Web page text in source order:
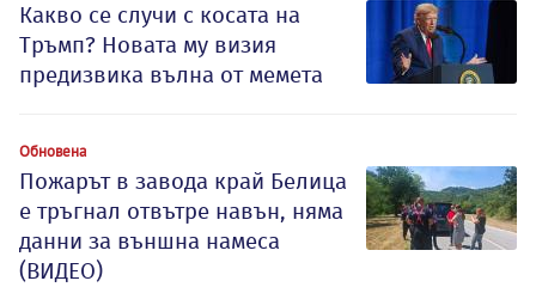
Какво се случи с косата на
Тръмп? Новата му визия
предизвика вълна от мемета
Обновена
Пожарът в завода край Белица
е тръгнал отвътре навън, няма
данни за външна намеса
(ВИДЕО)